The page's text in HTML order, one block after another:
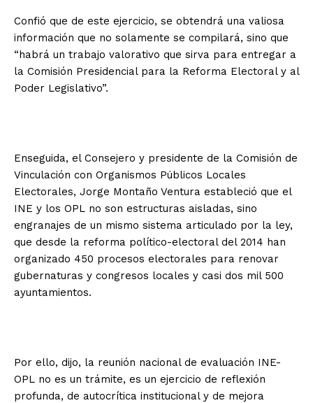
Confió que de este ejercicio, se obtendrá una valiosa
información que no solamente se compilará, sino que
“habrá un trabajo valorativo que sirva para entregar a
la Comisión Presidencial para la Reforma Electoral y al
Poder Legislativo”.
Enseguida, el Consejero y presidente de la Comisión de
Vinculación con Organismos Públicos Locales
Electorales, Jorge Montaño Ventura estableció que el
INE y los OPL no son estructuras aisladas, sino
engranajes de un mismo sistema articulado por la ley,
que desde la reforma político-electoral del 2014 han
organizado 450 procesos electorales para renovar
gubernaturas y congresos locales y casi dos mil 500
ayuntamientos.
Por ello, dijo, la reunión nacional de evaluación INE-
OPL no es un trámite, es un ejercicio de reflexión
profunda, de autocrítica institucional y de mejora